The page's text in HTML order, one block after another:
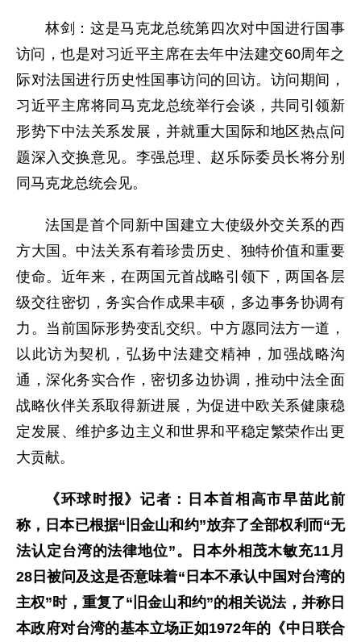
林剑：这是马克龙总统第四次对中国进行国事
访问，也是对习近平主席在去年中法建交60周年之
际对法国进行历史性国事访问的回访。访问期间，
习近平主席将同马克龙总统举行会谈，共同引领新
形势下中法关系发展，并就重大国际和地区热点问
题深入交换意见。李强总理、赵乐际委员长将分别
同马克龙总统会见。
法国是首个同新中国建立大使级外交关系的西
方大国。中法关系有着珍贵历史、独特价值和重要
使命。近年来，在两国元首战略引领下，两国各层
级交往密切，务实合作成果丰硕，多边事务协调有
力。当前国际形势变乱交织。中方愿同法方一道，
以此访为契机，弘扬中法建交精神，加强战略沟
通，深化务实合作，密切多边协调，推动中法全面
战略伙伴关系取得新进展，为促进中欧关系健康稳
定发展、维护多边主义和世界和平稳定繁荣作出更
大贡献。
《环球时报》记者：日本首相高市早苗此前
称，日本已根据“旧金山和约”放弃了全部权利而“无
法认定台湾的法律地位”。日本外相茂木敏充11月
28日被问及这是否意味着“日本不承认中国对台湾的
主权”时，重复了“旧金山和约”的相关说法，并称日
本政府对台湾的基本立场正如1972年的《中日联合